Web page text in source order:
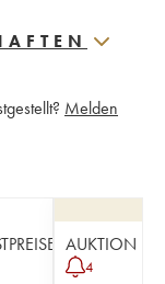
Melden
AUKTION
4